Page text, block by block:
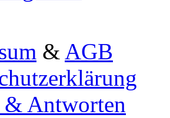
& AGB
& Antworten